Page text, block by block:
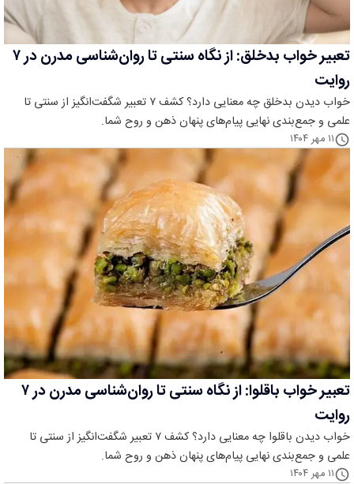
تعبیر خواب بدخلق: از نگاه سنتی تا روان‌شناسی مدرن در ۷
روایت
خواب دیدن بدخلق چه معنایی دارد؟ کشف ۷ تعبیر شگفت‌انگیز از سنتی تا
علمی و جمع‌بندی نهایی پیام‌های پنهان ذهن و روح شما.
۱۱ مهر ۱۴۰۴
تعبیر خواب باقلوا: از نگاه سنتی تا روان‌شناسی مدرن در ۷
روایت
خواب دیدن باقلوا چه معنایی دارد؟ کشف ۷ تعبیر شگفت‌انگیز از سنتی تا
علمی و جمع‌بندی نهایی پیام‌های پنهان ذهن و روح شما.
۱۱ مهر ۱۴۰۴